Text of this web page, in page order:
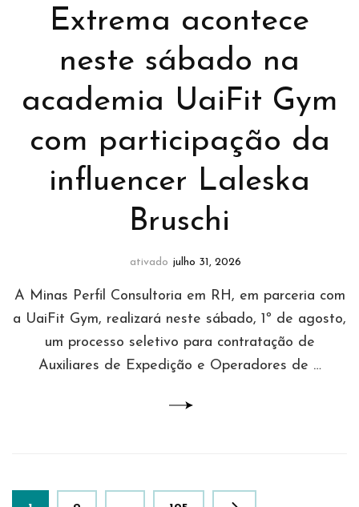
Extrema acontece
neste sábado na
academia UaiFit Gym
com participação da
influencer Laleska
Bruschi
ativado julho 31, 2026
A Minas Perfil Consultoria em RH, em parceria com
a UaiFit Gym, realizará neste sábado, 1º de agosto,
um processo seletivo para contratação de
Auxiliares de Expedição e Operadores de …
Paginação